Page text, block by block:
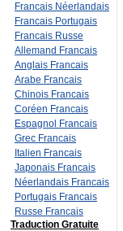
Francais Néerlandais
Francais Portugais
Francais Russe
Allemand Francais
Anglais Francais
Arabe Francais
Chinois Francais
Coréen Francais
Espagnol Francais
Grec Francais
Italien Francais
Japonais Francais
Néerlandais Francais
Portugais Francais
Russe Francais
Traduction Gratuite